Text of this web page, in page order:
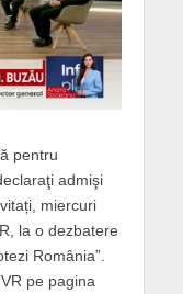
pentru
admişi
miercuri
la o dezbatere
România”.
pe pagina